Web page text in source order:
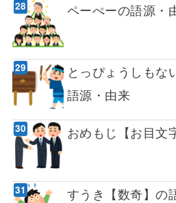
ペーぺーの語源・
とっぴょうしもな
語源・由来
おめもじ【お目文
すうき【数奇】の